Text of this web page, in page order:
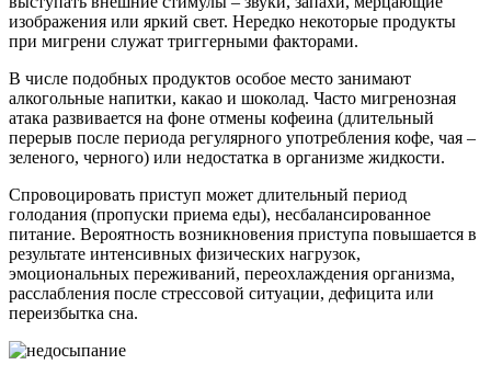
изображения или яркий свет. Нередко некоторые продукты
при мигрени служат триггерными факторами.
В числе подобных продуктов особое место занимают
алкогольные напитки, какао и шоколад. Часто мигренозная
атака развивается на фоне отмены кофеина (длительный
перерыв после периода регулярного употребления кофе, чая –
зеленого, черного) или недостатка в организме жидкости.
Спровоцировать приступ может длительный период
голодания (пропуски приема еды), несбалансированное
питание. Вероятность возникновения приступа повышается в
результате интенсивных физических нагрузок,
эмоциональных переживаний, переохлаждения организма,
расслабления после стрессовой ситуации, дефицита или
переизбытка сна.